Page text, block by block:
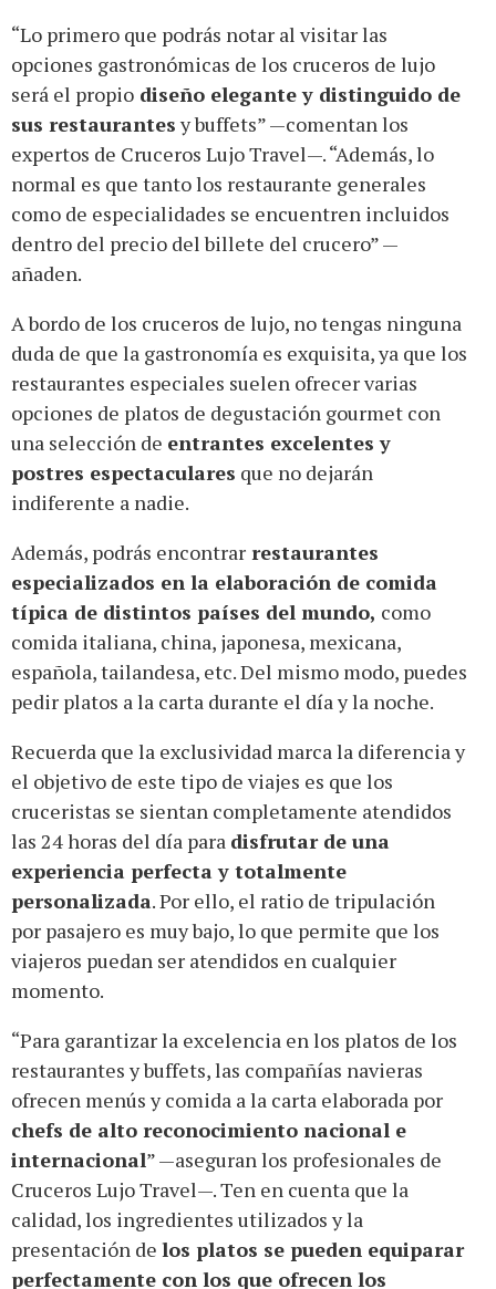
“Lo primero que podrás notar al visitar las
opciones gastronómicas de los cruceros de lujo
será el propio diseño elegante y distinguido de
sus restaurantes y buffets” —comentan los
expertos de Cruceros Lujo Travel—. “Además, lo
normal es que tanto los restaurante generales
como de especialidades se encuentren incluidos
dentro del precio del billete del crucero” —
añaden.
A bordo de los cruceros de lujo, no tengas ninguna
duda de que la gastronomía es exquisita, ya que los
restaurantes especiales suelen ofrecer varias
opciones de platos de degustación gourmet con
una selección de entrantes excelentes y
postres espectaculares que no dejarán
indiferente a nadie.
Además, podrás encontrar restaurantes
especializados en la elaboración de comida
típica de distintos países del mundo, como
comida italiana, china, japonesa, mexicana,
española, tailandesa, etc. Del mismo modo, puedes
pedir platos a la carta durante el día y la noche.
Recuerda que la exclusividad marca la diferencia y
el objetivo de este tipo de viajes es que los
cruceristas se sientan completamente atendidos
las 24 horas del día para disfrutar de una
experiencia perfecta y totalmente
personalizada. Por ello, el ratio de tripulación
por pasajero es muy bajo, lo que permite que los
viajeros puedan ser atendidos en cualquier
momento.
“Para garantizar la excelencia en los platos de los
restaurantes y buffets, las compañías navieras
ofrecen menús y comida a la carta elaborada por
chefs de alto reconocimiento nacional e
internacional” —aseguran los profesionales de
Cruceros Lujo Travel—. Ten en cuenta que la
calidad, los ingredientes utilizados y la
presentación de los platos se pueden equiparar
perfectamente con los que ofrecen los